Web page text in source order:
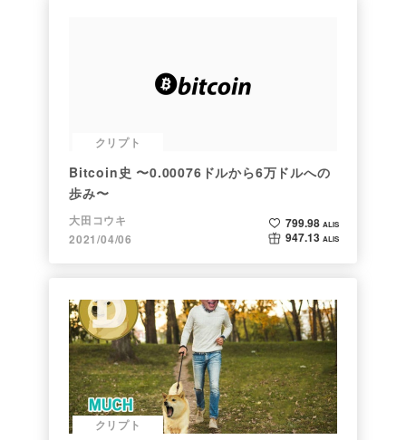
クリプト
Bitcoin史 〜0.00076ドルから6万ドルへの
歩み〜
大田コウキ
2021/04/06
799.98 ALIS
947.13 ALIS
クリプト